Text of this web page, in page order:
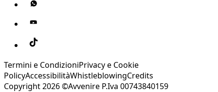
Termini e CondizioniPrivacy e Cookie
PolicyAccessibilitàWhistleblowingCredits
Copyright 2026 ©Avvenire P.Iva 00743840159